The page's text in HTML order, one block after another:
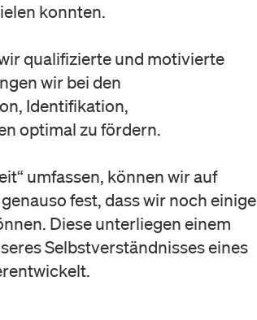
konnten.
qualifizierte und motivierte
wir bei den
Identifikation,
optimal zu fördern.
umfassen, können wir auf
fest, dass wir noch einige
Diese unterliegen einem
Selbstverständnisses eines